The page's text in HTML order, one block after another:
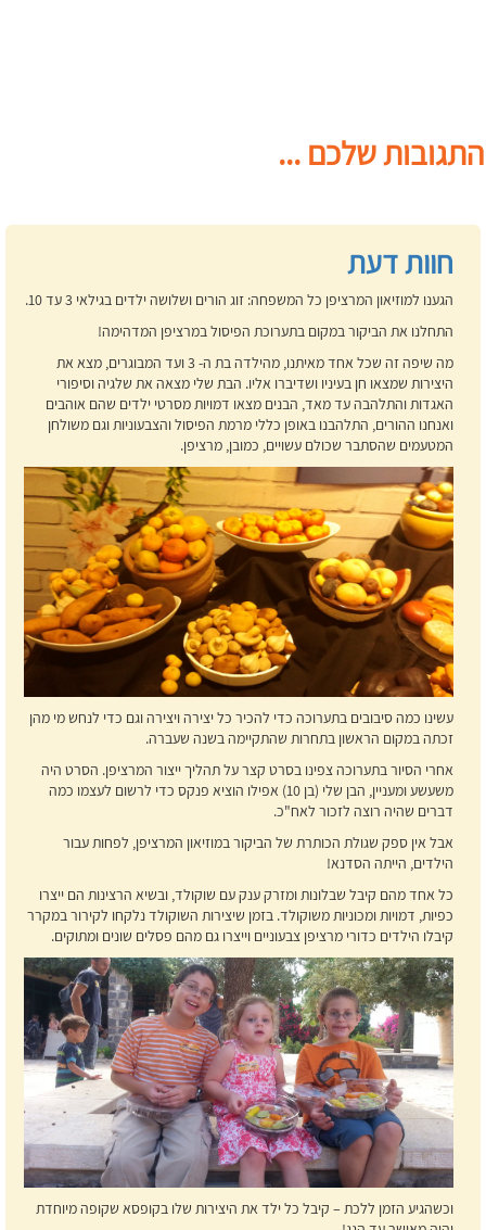
התגובות שלכם ...
חוות דעת
הגענו למוזיאון המרציפן כל המשפחה: זוג הורים ושלושה ילדים בגילאי 3 עד 10.
התחלנו את הביקור במקום בתערוכת הפיסול במרציפן המדהימה!
מה שיפה זה שכל אחד מאיתנו, מהילדה בת ה- 3 ועד המבוגרים, מצא את
היצירות שמצאו חן בעיניו ושדיברו אליו. הבת שלי מצאה את שלגיה וסיפורי
האגדות והתלהבה עד מאד, הבנים מצאו דמויות מסרטי ילדים שהם אוהבים
ואנחנו ההורים, התלהבנו באופן כללי מרמת הפיסול והצבעוניות וגם משולחן
המטעמים שהסתבר שכולם עשויים, כמובן, מרציפן.
עשינו כמה סיבובים בתערוכה כדי להכיר כל יצירה ויצירה וגם כדי לנחש מי מהן
זכתה במקום הראשון בתחרות שהתקיימה בשנה שעברה.
אחרי הסיור בתערוכה צפינו בסרט קצר על תהליך ייצור המרציפן. הסרט היה
משעשע ומעניין, הבן שלי (בן 10) אפילו הוציא פנקס כדי לרשום לעצמו כמה
דברים שהיה רוצה לזכור לאח"כ.
אבל אין ספק שגולת הכותרת של הביקור במוזיאון המרציפן, לפחות עבור
הילדים, הייתה הסדנא!
כל אחד מהם קיבל שבלונות ומזרק ענק עם שוקולד, ובשיא הרצינות הם ייצרו
כפיות, דמויות ומכוניות משוקולד. בזמן שיצירות השוקולד נלקחו לקירור במקרר
קיבלו הילדים כדורי מרציפן צבעוניים וייצרו גם מהם פסלים שונים ומתוקים.
וכשהגיע הזמן ללכת – קיבל כל ילד את היצירות שלו בקופסא שקופה מיוחדת